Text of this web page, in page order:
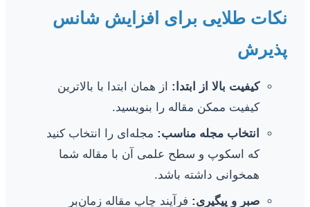
نکات طلایی برای افزایش شانس
پذیرش
کیفیت بالا از ابتدا: از همان ابتدا با بالاترین
کیفیت ممکن مقاله را بنویسید.
انتخاب مجله مناسب: مجله‌ای را انتخاب کنید
که اسکوپ و سطح علمی آن با مقاله شما
همخوانی داشته باشد.
صبر و پیگیری: فرآیند چاپ مقاله زمان‌بر